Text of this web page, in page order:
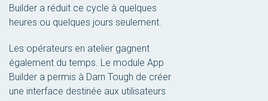
Builder a réduit ce cycle à quelques
heures ou quelques jours seulement.
Les opérateurs en atelier gagnent
également du temps. Le module App
Builder a permis à Darn Tough de créer
une interface destinée aux utilisateurs